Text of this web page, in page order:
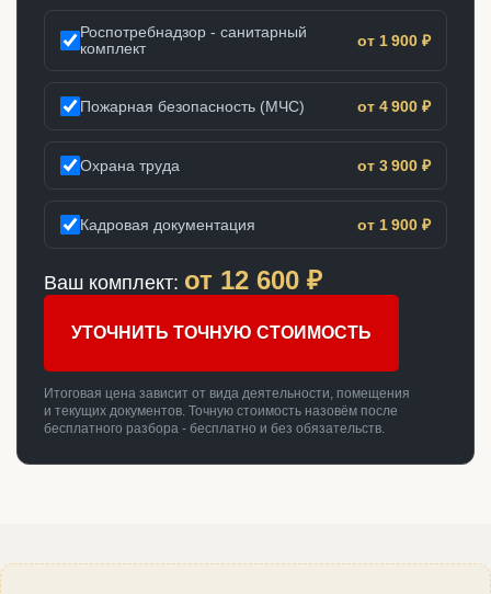
Роспотребнадзор - санитарный
комплект
от 1 900 ₽
Пожарная безопасность (МЧС) от 4 900 ₽
Охрана труда от 3 900 ₽
Кадровая документация от 1 900 ₽
Ваш комплект: от 12 600 ₽
УТОЧНИТЬ ТОЧНУЮ СТОИМОСТЬ
Итоговая цена зависит от вида деятельности, помещения
и текущих документов. Точную стоимость назовём после
бесплатного разбора - бесплатно и без обязательств.